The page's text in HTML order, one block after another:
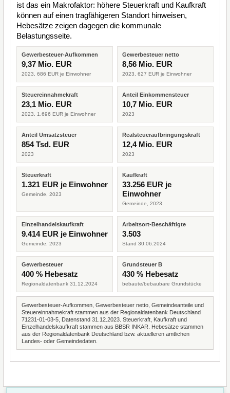
ist das ein Makrofaktor: höhere Steuerkraft und Kaufkraft
können auf einen tragfähigeren Standort hinweisen,
Hebesätze zeigen dagegen die kommunale
Belastungsseite.
Gewerbesteuer-Aufkommen
9,37 Mio. EUR
2023, 686 EUR je Einwohner
Gewerbesteuer netto
8,56 Mio. EUR
2023, 627 EUR je Einwohner
Steuereinnahmekraft
23,1 Mio. EUR
2023, 1.696 EUR je Einwohner
Anteil Einkommensteuer
10,7 Mio. EUR
2023
Anteil Umsatzsteuer
854 Tsd. EUR
2023
Realsteueraufbringungskraft
12,4 Mio. EUR
2023
Steuerkraft
1.321 EUR je Einwohner
Gemeinde, 2023
Kaufkraft
33.256 EUR je
Einwohner
Gemeinde, 2023
Einzelhandelskaufkraft
9.414 EUR je Einwohner
Gemeinde, 2023
Arbeitsort-Beschäftigte
3.503
Stand 30.06.2024
Gewerbesteuer
400 % Hebesatz
Regionaldatenbank 31.12.2024
Grundsteuer B
430 % Hebesatz
bebaute/bebaubare Grundstücke
Gewerbesteuer-Aufkommen, Gewerbesteuer netto, Gemeindeanteile und
Steuereinnahmekraft stammen aus der Regionaldatenbank Deutschland
71231-01-03-5, Datenstand 31.12.2023. Steuerkraft, Kaufkraft und
Einzelhandelskaufkraft stammen aus BBSR INKAR. Hebesätze stammen
aus der Regionaldatenbank Deutschland bzw. aktuelleren amtlichen
Landes- oder Gemeindedaten.